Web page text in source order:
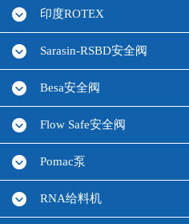
印度ROTEX
Sarasin-RSBD安全阀
Besa安全阀
Flow Safe安全阀
Pomac泵
RNA给料机